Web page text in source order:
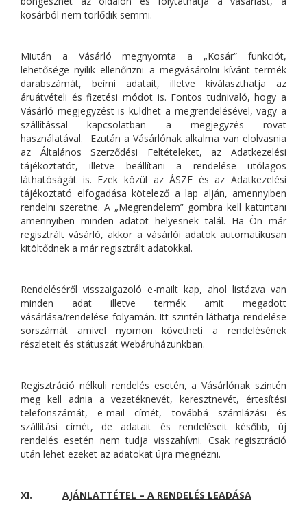
kosárból nem törlődik semmi.
Miután a Vásárló megnyomta a „Kosár” funkciót,
lehetősége nyílik ellenőrizni a megvásárolni kívánt termék
darabszámát, beírni adatait, illetve kiválaszthatja az
áruátvételi és fizetési módot is. Fontos tudnivaló, hogy a
Vásárló megjegyzést is küldhet a megrendelésével, vagy a
szállítással kapcsolatban a megjegyzés rovat
használatával. Ezután a Vásárlónak alkalma van elolvasnia
az Általános Szerződési Feltételeket, az Adatkezelési
tájékoztatót, illetve beállítani a rendelése utólagos
láthatóságát is. Ezek közül az ÁSZF és az Adatkezelési
tájékoztató elfogadása kötelező a lap alján, amennyiben
rendelni szeretne. A „Megrendelem” gombra kell kattintani
amennyiben minden adatot helyesnek talál. Ha Ön már
regisztrált vásárló, akkor a vásárlói adatok automatikusan
kitöltődnek a már regisztrált adatokkal.
Rendeléséről visszaigazoló e-mailt kap, ahol listázva van
minden adat illetve termék amit megadott
vásárlása/rendelése folyamán. Itt szintén láthatja rendelése
sorszámát amivel nyomon követheti a rendelésének
részleteit és státuszát Webáruházunkban.
Regisztráció nélküli rendelés esetén, a Vásárlónak szintén
meg kell adnia a vezetéknevét, keresztnevét, értesítési
telefonszámát, e-mail címét, továbbá számlázási és
szállítási címét, de adatait és rendeléseit később, új
rendelés esetén nem tudja visszahívni. Csak regisztráció
után lehet ezeket az adatokat újra megnézni.
XI. AJÁNLATTÉTEL – A RENDELÉS LEADÁSA